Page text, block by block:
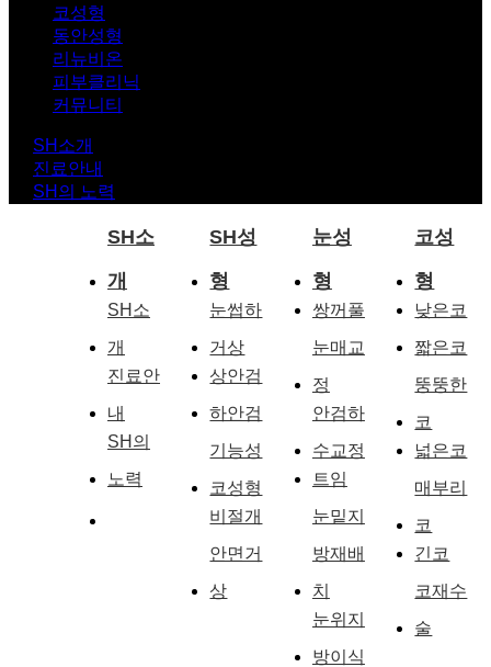
코성형
동안성형
리뉴비온
피부클리닉
커뮤니티
SH소개
진료안내
SH의 노력
SH소
개
SH소
개
진료안
내
SH의
노력
SH성
형
눈썹하
거상
상안검
하안검
기능성
코성형
비절개
안면거
상
눈성
형
쌍꺼풀
눈매교
정
안검하
수교정
트임
눈밑지
방재배
치
눈위지
방이식
코성
형
낮은코
짧은코
뚱뚱한
코
넓은코
매부리
코
긴코
코재수
술